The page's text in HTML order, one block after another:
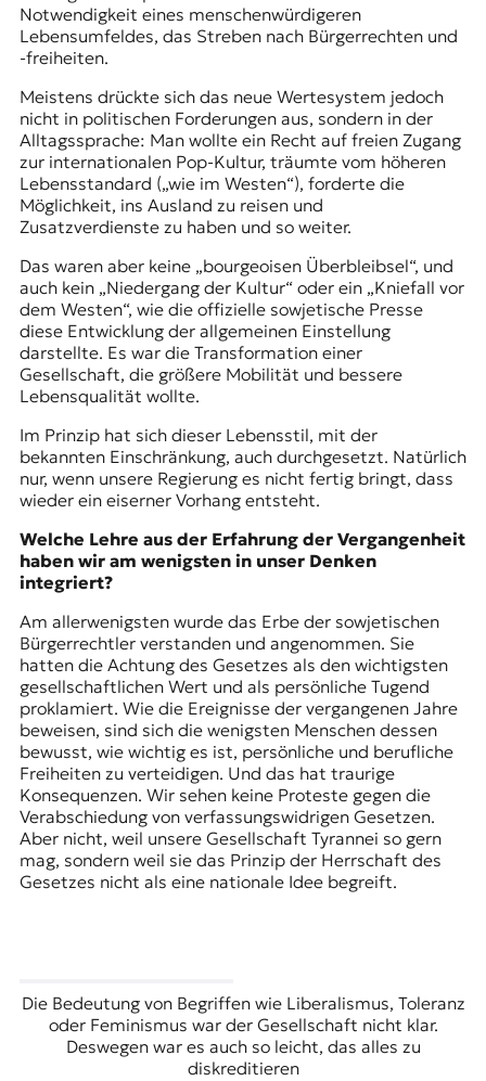
Notwendigkeit eines menschenwürdigeren
Lebensumfeldes, das Streben nach Bürgerrechten und
-freiheiten.
Meistens drückte sich das neue Wertesystem jedoch
nicht in politischen Forderungen aus, sondern in der
Alltagssprache: Man wollte ein Recht auf freien Zugang
zur internationalen Pop-Kultur, träumte vom höheren
Lebensstandard („wie im Westen“), forderte die
Möglichkeit, ins Ausland zu reisen und
Zusatzverdienste zu haben und so weiter.
Das waren aber keine „bourgeoisen Überbleibsel“, und
auch kein „Niedergang der Kultur“ oder ein „Kniefall vor
dem Westen“, wie die offizielle sowjetische Presse
diese Entwicklung der allgemeinen Einstellung
darstellte. Es war die Transformation einer
Gesellschaft, die größere Mobilität und bessere
Lebensqualität wollte.
Im Prinzip hat sich dieser Lebensstil, mit der
bekannten Einschränkung, auch durchgesetzt. Natürlich
nur, wenn unsere Regierung es nicht fertig bringt, dass
wieder ein eiserner Vorhang entsteht.
Welche Lehre aus der Erfahrung der Vergangenheit
haben wir am wenigsten in unser Denken
integriert?
Am allerwenigsten wurde das Erbe der sowjetischen
Bürgerrechtler verstanden und angenommen. Sie
hatten die Achtung des Gesetzes als den wichtigsten
gesellschaftlichen Wert und als persönliche Tugend
proklamiert. Wie die Ereignisse der vergangenen Jahre
beweisen, sind sich die wenigsten Menschen dessen
bewusst, wie wichtig es ist, persönliche und berufliche
Freiheiten zu verteidigen. Und das hat traurige
Konsequenzen. Wir sehen keine Proteste gegen die
Verabschiedung von verfassungswidrigen Gesetzen.
Aber nicht, weil unsere Gesellschaft Tyrannei so gern
mag, sondern weil sie das Prinzip der Herrschaft des
Gesetzes nicht als eine nationale Idee begreift.
Die Bedeutung von Begriffen wie Liberalismus, Toleranz
oder Feminismus war der Gesellschaft nicht klar.
Deswegen war es auch so leicht, das alles zu
diskreditieren